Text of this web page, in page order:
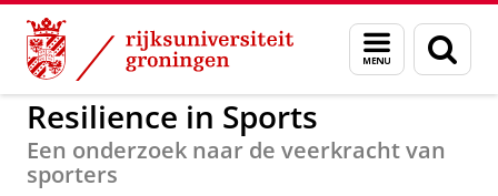
Skip
Content
Skip
Navigation
Menu
en
zoeken
GMW Resilience in Sports
Resilience in Sports
Een onderzoek naar de veerkracht van
sporters